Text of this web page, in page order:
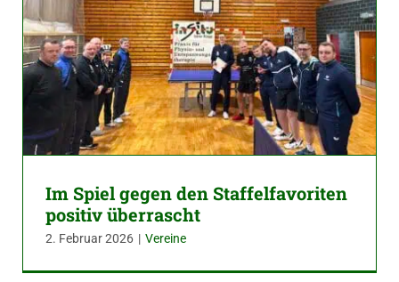
Im Spiel gegen den Staffelfavoriten
positiv überrascht
2. Februar 2026 | Vereine